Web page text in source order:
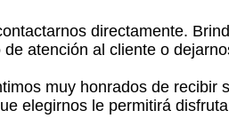
directamente.
atención al cliente o
muy honrados de recibir
elegirnos le permitirá